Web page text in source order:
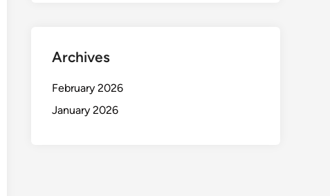
Archives
February 2026
January 2026